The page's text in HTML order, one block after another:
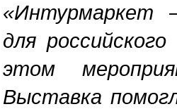
«Интурмаркет
для
этом
Выставка